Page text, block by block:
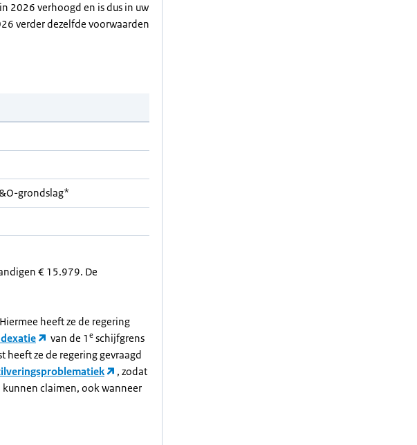
2026 verhoogd en is dus in uw
verder dezelfde voorwaarden
grondslag*
€ 15.979. De
heeft ze de regering
van de 1e schijfgrens
heeft ze de regering gevraagd
, zodat
kunnen claimen, ook wanneer